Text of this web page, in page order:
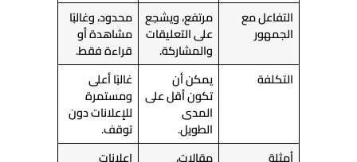
التفاعل مع
الجمهور
مرتفع، ويشجع
على التعليقات
والمشاركة.
محدود، وغالبًا
مشاهدة أو
قراءة فقط.
التكلفة
يمكن أن
تكون أقل على
المدى
الطويل.
غالبًا أعلى
ومستمرة
للإعلانات دون
توقف.
أمثلة
مقالات، إعلانات